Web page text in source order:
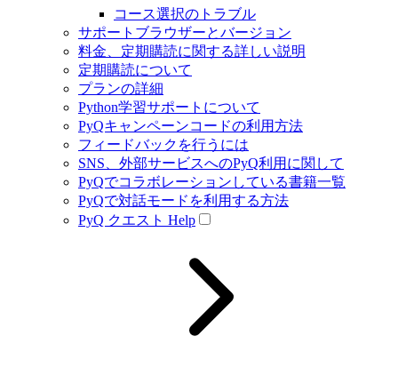
コース選択のトラブル
サポートブラウザーとバージョン
料金、定期購読に関する詳しい説明
定期購読について
プランの詳細
Python学習サポートについて
PyQキャンペーンコードの利用方法
フィードバックを行うには
SNS、外部サービスへのPyQ利用に関して
PyQでコラボレーションしている書籍一覧
PyQで対話モードを利用する方法
PyQ クエスト Help